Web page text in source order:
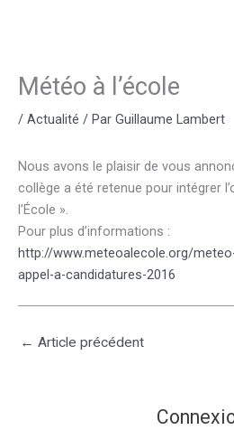
Météo à l’école
/ Actualité / Par Guillaume Lambert
Nous avons le plaisir de vous
collège a été retenue pour intégrer
l’École ».
Pour plus d’informations :
http://www.meteoalecole.org/
appel-a-candidatures-2016
← Article précédent